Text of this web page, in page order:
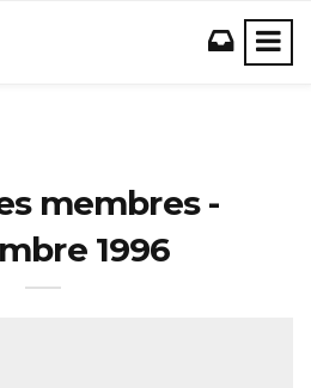
membres -
1996